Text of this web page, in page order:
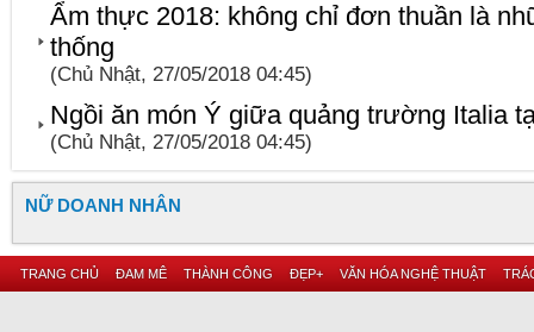
Ẩm thực 2018: không chỉ đơn thuần là
thống
(Chủ Nhật, 27/05/2018 04:45)
Ngồi ăn món Ý giữa quảng trường Italia
(Chủ Nhật, 27/05/2018 04:45)
NỮ DOANH NHÂN
TRANG CHỦ ĐAM MÊ THÀNH CÔNG ĐẸP+ VĂN HÓA NGHỆ THUẬT